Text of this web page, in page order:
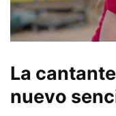
La
nuevo